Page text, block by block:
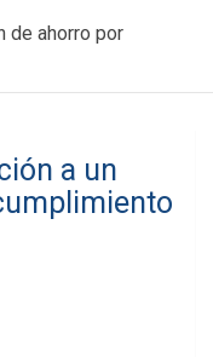
de ahorro por
a un